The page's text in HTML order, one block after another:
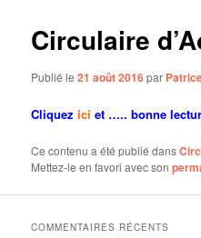
Circulaire
Publié le21 août 2016par
Cliquez ici et ….. bonne
Ce contenu a été publié dans
Mettez-le en favori avec son
COMMENTAIRES RÉCENTS